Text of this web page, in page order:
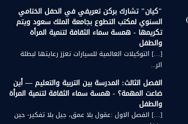
"كيان" تشارك بركن تعريفي في الحفل الختامي
السنوي لمكتب التطوع بجامعة الملك سعود ويتم
تكريمها - همسة سماء الثقافة لتنمية المرأة
والطفل
[…] التوكيلات العالمية للسيارات تعزز رعايتها لبطلة
الر...
الفصل الثالث: المدرسة بين التربية والتعليم — أين
ضاعت المهمة؟ - همسة سماء الثقافة لتنمية المرأة
والطفل
[…] الفصل الاول :عقول بلا عمق، جيل بلا تفكير- حين